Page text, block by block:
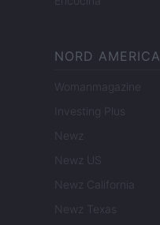
NORD AMERICA
Womanmagazine
Investing Plus
Newz
Newz US
Newz California
Newz Texas